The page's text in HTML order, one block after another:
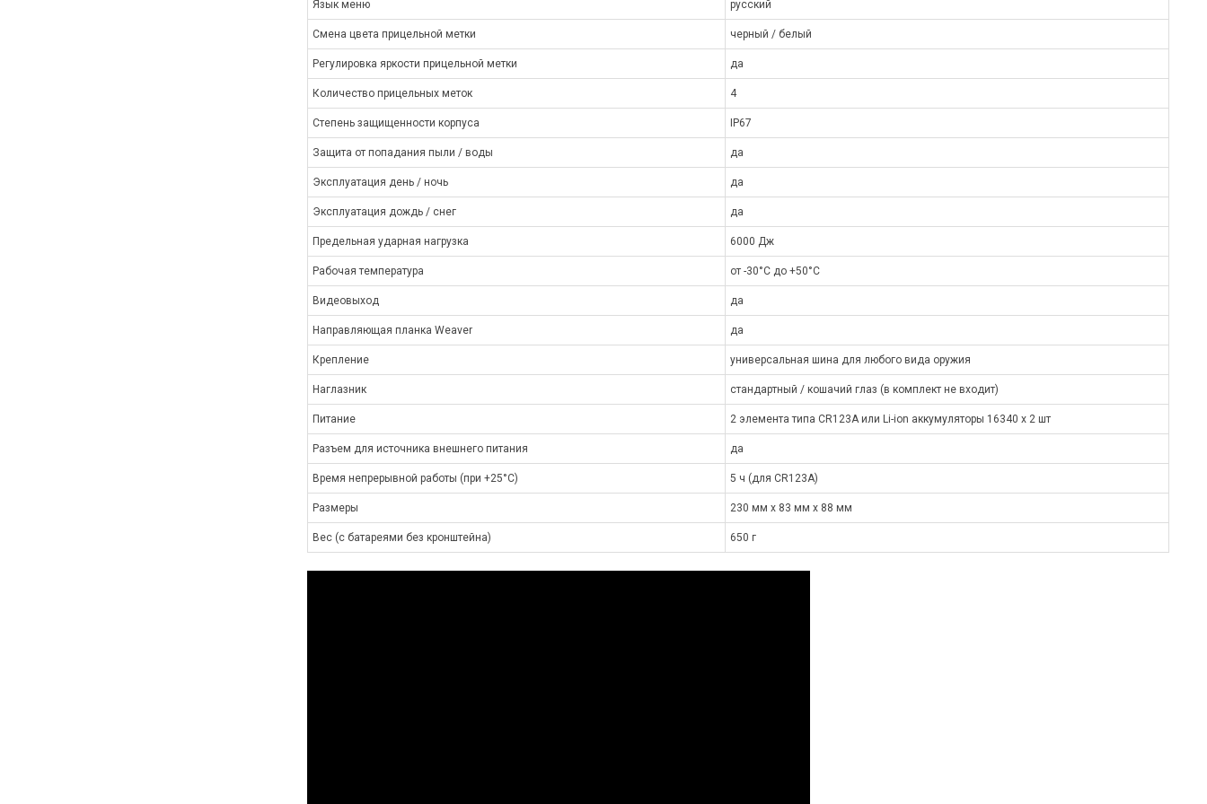
Язык меню русский
Смена цвета прицельной метки черный / белый
Регулировка яркости прицельной метки да
Количество прицельных меток 4
Степень защищенности корпуса IP67
Защита от попадания пыли / воды да
Эксплуатация день / ночь да
Эксплуатация дождь / снег да
Предельная ударная нагрузка 6000 Дж
Рабочая температура от -30°C до +50°С
Видеовыход да
Направляющая планка Weaver да
Крепление универсальная шина для любого вида оружия
Наглазник стандартный / кошачий глаз (в комплект не входит)
Питание 2 элемента типа CR123A или Li-ion аккумуляторы 16340 х 2 шт
Разъем для источника внешнего питания да
Время непрерывной работы (при +25°С) 5 ч (для CR123A)
Размеры 230 мм х 83 мм х 88 мм
Вес (с батареями без кронштейна) 650 г